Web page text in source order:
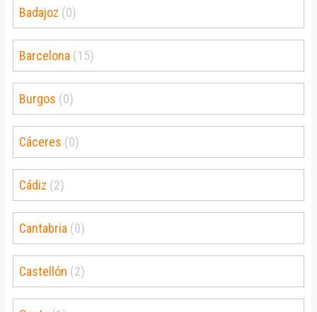
Badajoz (0)
Barcelona (15)
Burgos (0)
Cáceres (0)
Cádiz (2)
Cantabria (0)
Castellón (2)